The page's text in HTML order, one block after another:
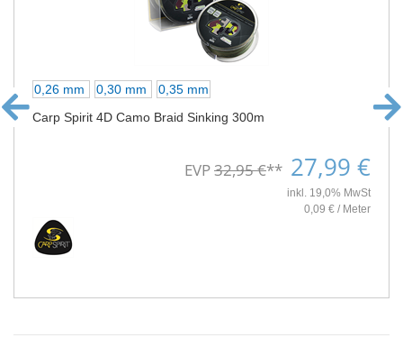
0,26 mm 0,30 mm
0,35 mm
Carp Spirit 4D Camo Braid Sinking 300m
EVP32,95 €** 27,99 €
inkl. 19,0% MwSt
0,09 € / Meter